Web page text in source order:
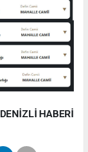
DENIZLI HABERİ